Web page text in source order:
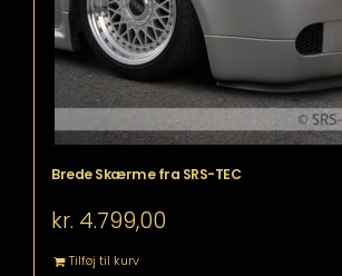
Brede Skærme fra SRS-TEC
kr. 4.799,00
Tilføj til kurv